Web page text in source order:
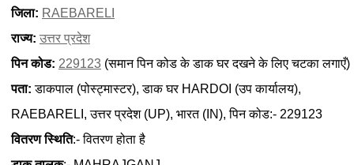
जिला: RAEBARELI
राज्य: उत्तर प्रदेश
पिन कोड: 229123 (समान पिन कोड के डाक घर दखने के लिए चटका लगाएँ)
पता: डाकपाल (पोस्ट्मास्टर), डाक घर HARDOI (उप कार्यालय),
RAEBARELI, उत्तर प्रदेश (UP), भारत (IN), पिन कोड:- 229123
वितरण स्थिति:- वितरण होता है